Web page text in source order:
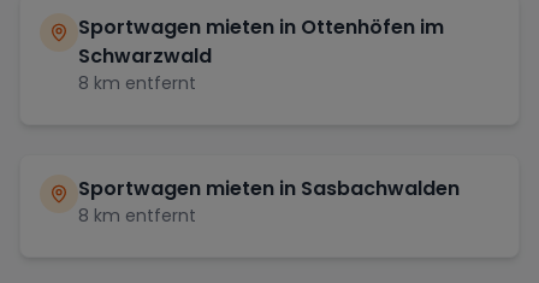
Sportwagen mieten in Ottenhöfen im
Schwarzwald
8 km entfernt
Sportwagen mieten in Sasbachwalden
8 km entfernt